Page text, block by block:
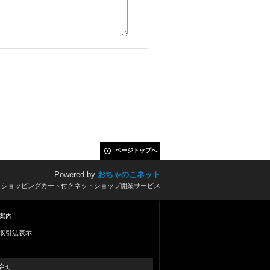
ページトップへ
Powered by おちゃのこネット
ョッピングカート付きネットショップ開業サービス
内
引法表示
せ